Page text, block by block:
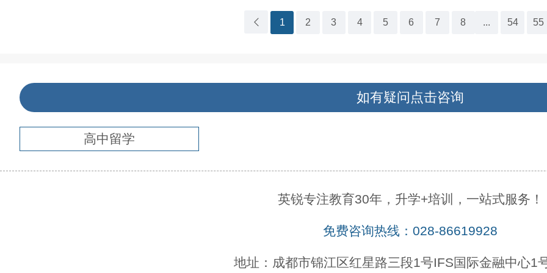
1 2 3 4 5 6 7 8 ... 54 55
如有疑问点击咨询
高中留学
英锐专注教育30年，升学+培训，一站式服务！
免费咨询热线：028-86619928
地址：成都市锦江区红星路三段1号IFS国际金融中心1